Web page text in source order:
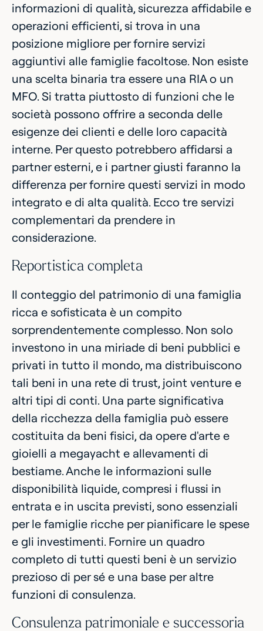
informazioni di qualità, sicurezza affidabile e
operazioni efficienti, si trova in una
posizione migliore per fornire servizi
aggiuntivi alle famiglie facoltose. Non esiste
una scelta binaria tra essere una RIA o un
MFO. Si tratta piuttosto di funzioni che le
società possono offrire a seconda delle
esigenze dei clienti e delle loro capacità
interne. Per questo potrebbero affidarsi a
partner esterni, e i partner giusti faranno la
differenza per fornire questi servizi in modo
integrato e di alta qualità. Ecco tre servizi
complementari da prendere in
considerazione.
Reportistica completa
Il conteggio del patrimonio di una famiglia
ricca e sofisticata è un compito
sorprendentemente complesso. Non solo
investono in una miriade di beni pubblici e
privati in tutto il mondo, ma distribuiscono
tali beni in una rete di trust, joint venture e
altri tipi di conti. Una parte significativa
della ricchezza della famiglia può essere
costituita da beni fisici, da opere d'arte e
gioielli a megayacht e allevamenti di
bestiame. Anche le informazioni sulle
disponibilità liquide, compresi i flussi in
entrata e in uscita previsti, sono essenziali
per le famiglie ricche per pianificare le spese
e gli investimenti. Fornire un quadro
completo di tutti questi beni è un servizio
prezioso di per sé e una base per altre
funzioni di consulenza.
Consulenza patrimoniale e successoria